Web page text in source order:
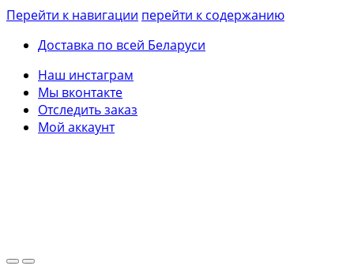
Перейти к навигации перейти к содержанию
Доставка по всей Беларуси
Наш инстаграм
Мы вконтакте
Отследить заказ
Мой аккаунт